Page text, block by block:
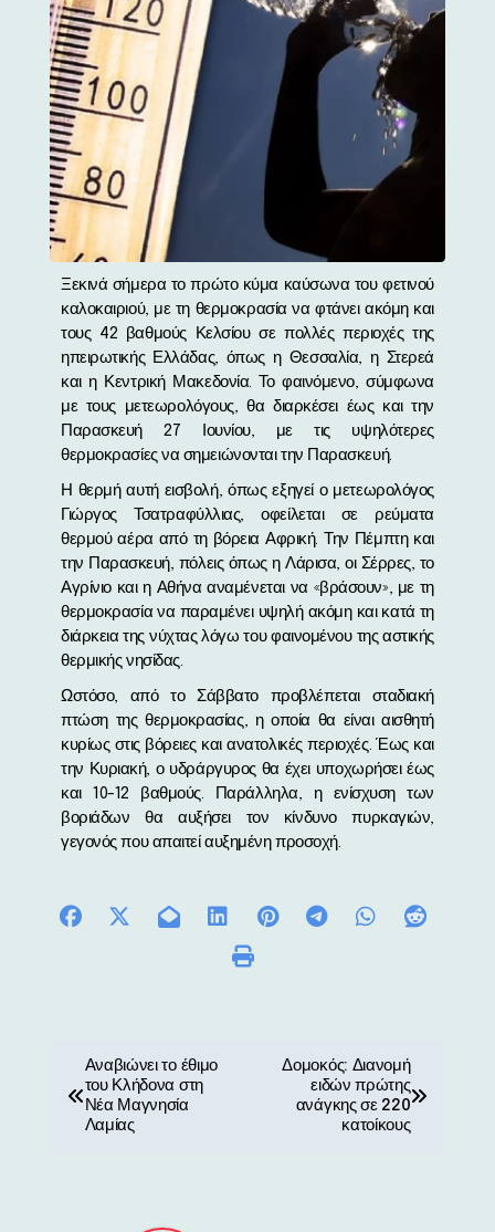
Ξεκινά σήμερα το πρώτο κύμα καύσωνα του φετινού
καλοκαιριού, με τη θερμοκρασία να φτάνει ακόμη και
τους 42 βαθμούς Κελσίου σε πολλές περιοχές της
ηπειρωτικής Ελλάδας, όπως η Θεσσαλία, η Στερεά
και η Κεντρική Μακεδονία. Το φαινόμενο, σύμφωνα
με τους μετεωρολόγους, θα διαρκέσει έως και την
Παρασκευή 27 Ιουνίου, με τις υψηλότερες
θερμοκρασίες να σημειώνονται την Παρασκευή.
Η θερμή αυτή εισβολή, όπως εξηγεί ο μετεωρολόγος
Γιώργος Τσατραφύλλιας, οφείλεται σε ρεύματα
θερμού αέρα από τη βόρεια Αφρική. Την Πέμπτη και
την Παρασκευή, πόλεις όπως η Λάρισα, οι Σέρρες, το
Αγρίνιο και η Αθήνα αναμένεται να «βράσουν», με τη
θερμοκρασία να παραμένει υψηλή ακόμη και κατά τη
διάρκεια της νύχτας λόγω του φαινομένου της αστικής
θερμικής νησίδας.
Ωστόσο, από το Σάββατο προβλέπεται σταδιακή
πτώση της θερμοκρασίας, η οποία θα είναι αισθητή
κυρίως στις βόρειες και ανατολικές περιοχές. Έως και
την Κυριακή, ο υδράργυρος θα έχει υποχωρήσει έως
και 10-12 βαθμούς. Παράλληλα, η ενίσχυση των
βοριάδων θα αυξήσει τον κίνδυνο πυρκαγιών,
γεγονός που απαιτεί αυξημένη προσοχή.
Αναβιώνει το έθιμο
του Κλήδονα στη
Νέα Μαγνησία
Λαμίας
Δομοκός: Διανομή
ειδών πρώτης
ανάγκης σε 220
κατοίκους